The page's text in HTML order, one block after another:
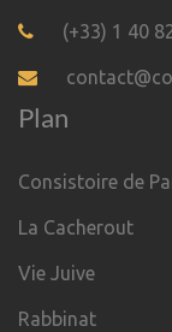
(+33) 1 40
Plan
Consistoire de
La Cacherout
Vie Juive
Rabbinat